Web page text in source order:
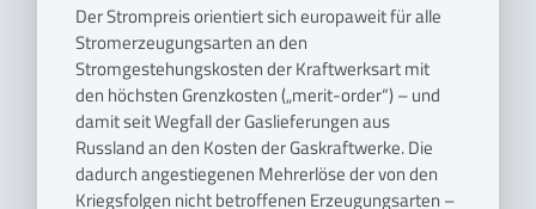
Der Strompreis orientiert sich europaweit für alle
Stromerzeugungsarten an den
Stromgestehungskosten der Kraftwerksart mit
den höchsten Grenzkosten („merit-order“) – und
damit seit Wegfall der Gaslieferungen aus
Russland an den Kosten der Gaskraftwerke. Die
dadurch angestiegenen Mehrerlöse der von den
Kriegsfolgen nicht betroffenen Erzeugungsarten –